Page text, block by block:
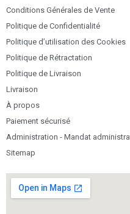
Conditions Générales de Vente
Politique de Confidentialité
Politique d’utilisation des Cookies
Politique de Rétractation
Politique de Livraison
Livraison
À propos
Paiement sécurisé
Administration - Mandat
Sitemap